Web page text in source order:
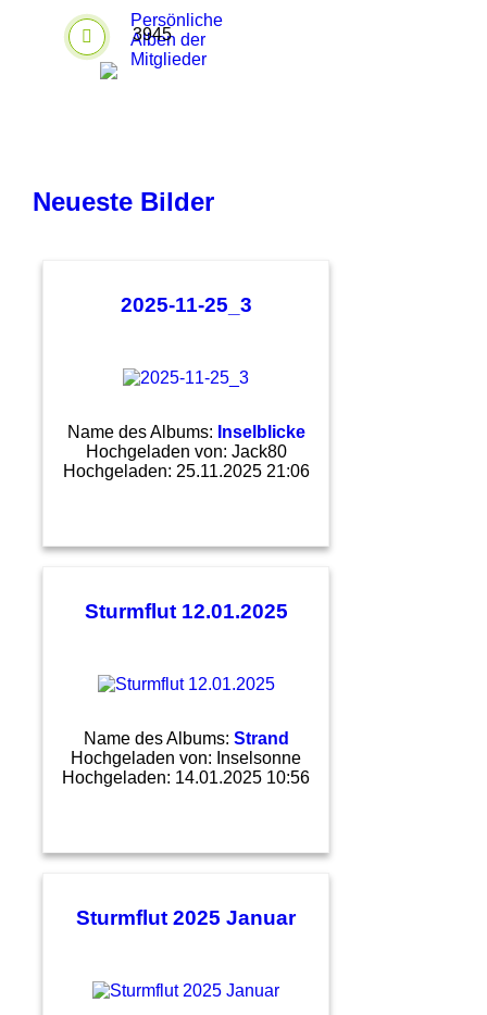
Persönliche
Alben der
Mitglieder
3945
Neueste Bilder
2025-11-25_3
Name des Albums: Inselblicke
Hochgeladen von: Jack80
Hochgeladen: 25.11.2025 21:06
Sturmflut 12.01.2025
Name des Albums: Strand
Hochgeladen von: Inselsonne
Hochgeladen: 14.01.2025 10:56
Sturmflut 2025 Januar